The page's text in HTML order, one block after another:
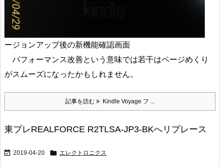
ージョンアップ後の新機能確認画面
パフォーマンス改善という意味では若干はページめくり
がスムーズになったかもしれません。
記事を読む Kindle Voyage フ ...
東プレREALFORCE R2TLSA-JP3-BKへリプレース
 2019-04-20  エレクトロニクス